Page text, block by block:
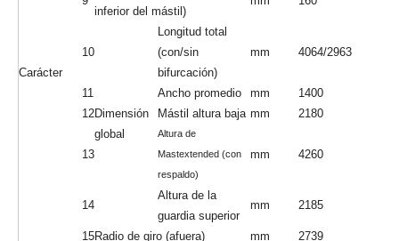
Container Mast, por ejemplo, mástil gratuito de 3 etapas de 3 metros,
mástil gratuito de 3 etapas de 4.5m
Palanca de cambios lateral, posicionador de horquilla, horquillas más
largas, extensión de horquilla
Para obtener los detalles de las configuraciones y opciones
personalizadas, comuníquese con nosotros.
El servicio profesional de Niuli estará impresionado con usted.
R: Fecha de entrega: 30 días después de recibir el depósito
B: Condiciones de pago: T/T (depósito del 30%, saldo pagado antes
del envío). O l/c a la vista